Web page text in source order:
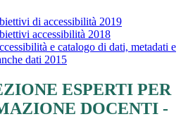
di accessibilità 2019
accessibilità 2018
e catalogo di dati, metadati e
dati 2015
ESPERTI PER
DOCENTI -